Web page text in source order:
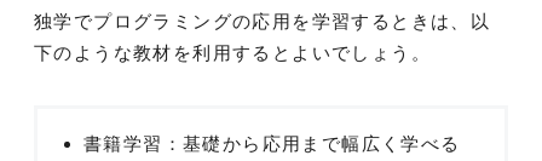
独学でプログラミングの応用を学習するときは、以
下のような教材を利用するとよいでしょう。
書籍学習：基礎から応用まで幅広く学べる